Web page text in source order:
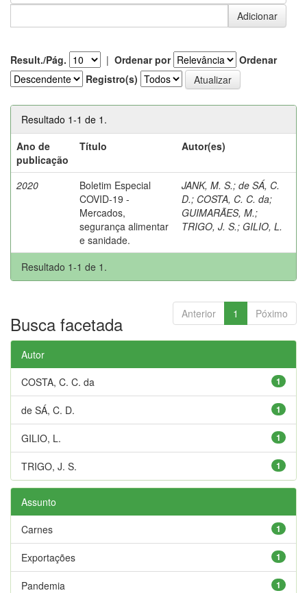
Result./Pág. | Ordenar por
Ordenar
Registro(s)
Resultado 1-1 de 1.
Ano de
publicação
Título Autor(es)
2020
Boletim Especial
COVID-19 -
Mercados,
segurança alimentar
e sanidade.
JANK, M. S.; de SÁ, C.
D.; COSTA, C. C. da;
GUIMARÃES, M.;
TRIGO, J. S.; GILIO, L.
Resultado 1-1 de 1.
Anterior 1 Póximo
Busca facetada
Autor
1
COSTA, C. C. da
1
de SÁ, C. D.
1
GILIO, L.
1
TRIGO, J. S.
Assunto
1
Carnes
1
Exportações
1
Pandemia